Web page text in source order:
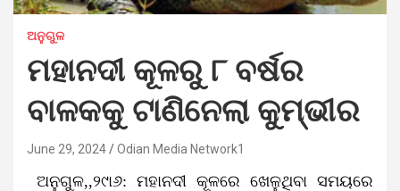
ଅନୁଗୁଳ
ମହାନଦୀ କୂଳରୁ ୮ ବର୍ଷର
ବାଳକକୁ ଟାଣିନେଲା କୁମ୍ଭୀର
June 29, 2024 Odian Media Network1
ଅନୁଗୁଳ,,୨୯ା୬: ମହାନଦୀ କୂଳରେ ଖେଳୁଥିବା ସମୟରେ